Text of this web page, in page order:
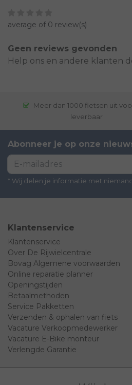
average of 0 review(s)
Geen reviews gevonden
Help ons en andere klanten
Meer dan 1000 fietsen uit
leverbaar
Abonneer je op onze
* Wij delen je informatie met niemand.
Klantenservice
Klantenservice
Over De Rijwielcentrale
Bovag Algemene voorwaarden
Online reparatie planner
Openingstijden
Betaalmethoden
Service Pakketten
Verzenden & ophalen van fiets
Vacature Verkoopmedewerker
Vacature E-Bike monteur
Verlengde Garantie